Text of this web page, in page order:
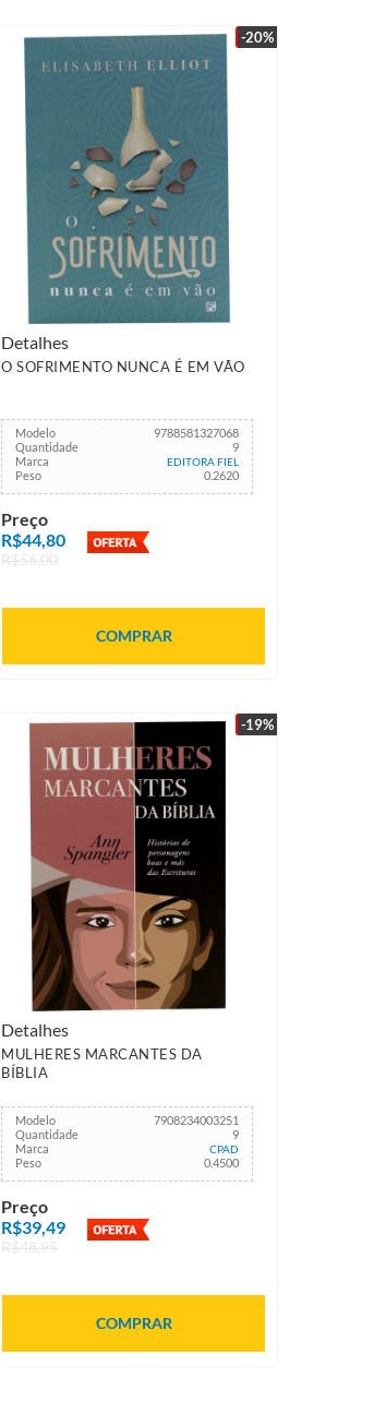
-20%
O SOFRIMENTO NUNCA É EM VÃO
Modelo
9788581327068
Quantidade
9
Marca
EDITORA FIEL
Peso 0.2620
Preço
R$44,80
R$56,00
COMPRAR
Detalhes
-19%
MULHERES MARCANTES DA
BÍBLIA
Modelo
7908234003251
Quantidade
9
Marca
CPAD
Peso 0.4500
Preço
R$39,49
R$48,95
COMPRAR
Detalhes